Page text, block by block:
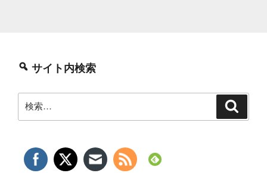
サイト内検索
索: